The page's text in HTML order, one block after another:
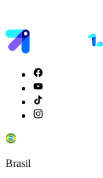
Brasil